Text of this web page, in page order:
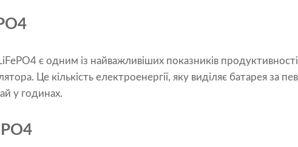
є одним із найважливіших показників
Це кількість електроенергії, яку виділяє батарея за
у годинах.